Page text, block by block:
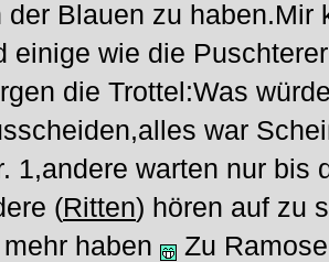
der Blauen zu haben.Mir
einige wie die
die Trottel:Was
war
1,andere warten nur bis
(Ritten) hören auf zu
haben
Zu